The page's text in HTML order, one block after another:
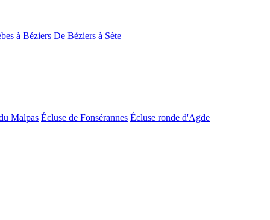
à Béziers De Béziers à Sète
Malpas Écluse de Fonsérannes Écluse ronde d'Agde